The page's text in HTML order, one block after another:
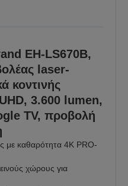
EH-LS670B,
laser-
κοντινής
3.600 lumen,
TV, προβολή
με καθαρότητα 4K PRO-
χώρους για